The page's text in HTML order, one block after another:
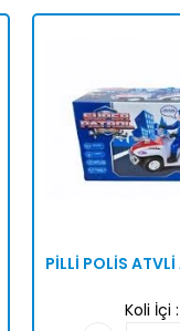
PİLLİ POLİS
Koli İçi :